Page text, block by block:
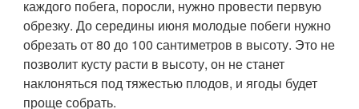
каждого побега, поросли, нужно провести первую
обрезку. До середины июня молодые побеги нужно
обрезать от 80 до 100 сантиметров в высоту. Это не
позволит кусту расти в высоту, он не станет
наклоняться под тяжестью плодов, и ягоды будет
проще собрать.